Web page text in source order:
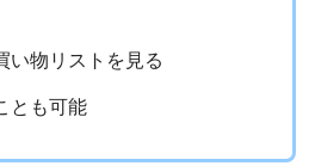
い物リストを見る
とも可能